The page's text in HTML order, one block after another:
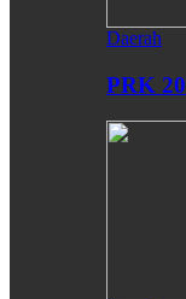
Daerah
PRK